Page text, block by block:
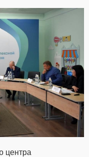
центра